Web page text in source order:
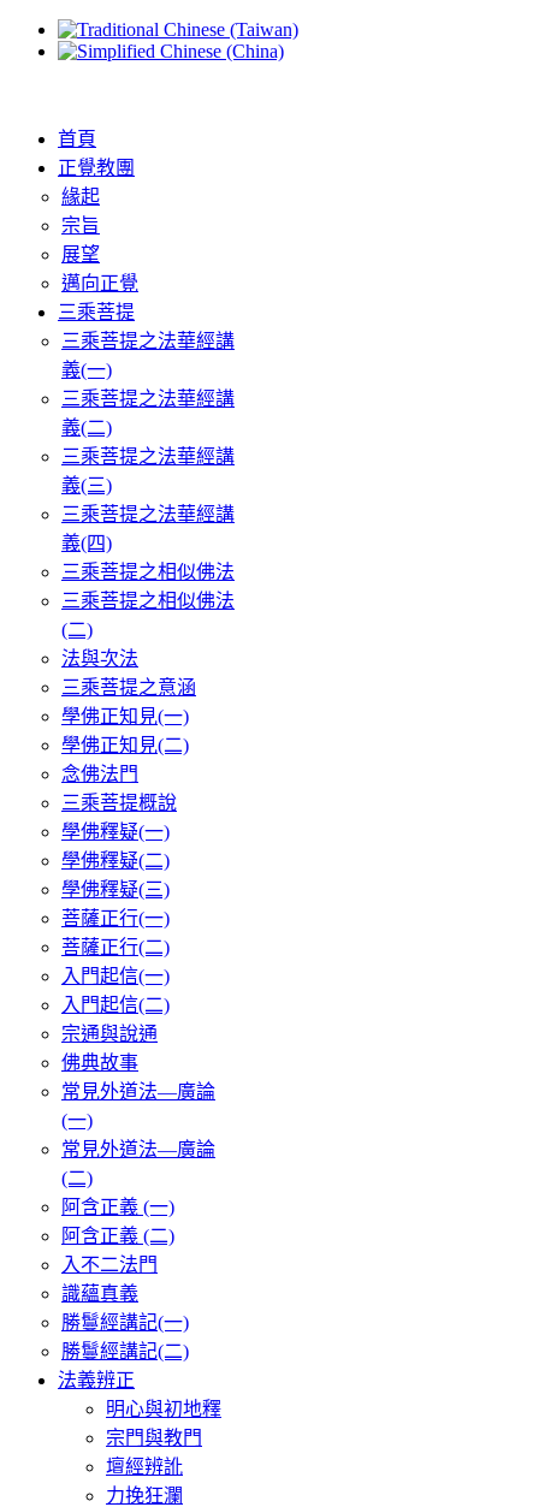
首頁
正覺教團
緣起
宗旨
展望
邁向正覺
三乘菩提
三乘菩提之法華經講
義(一)
三乘菩提之法華經講
義(二)
三乘菩提之法華經講
義(三)
三乘菩提之法華經講
義(四)
三乘菩提之相似佛法
三乘菩提之相似佛法
(二)
法與次法
三乘菩提之意涵
學佛正知見(一)
學佛正知見(二)
念佛法門
三乘菩提概說
學佛釋疑(一)
學佛釋疑(二)
學佛釋疑(三)
菩薩正行(一)
菩薩正行(二)
入門起信(一)
入門起信(二)
宗通與說通
佛典故事
常見外道法—廣論
(一)
常見外道法—廣論
(二)
阿含正義 (一)
阿含正義 (二)
入不二法門
識蘊真義
勝鬘經講記(一)
勝鬘經講記(二)
法義辨正
明心與初地釋
宗門與教門
壇經辨訛
力挽狂瀾